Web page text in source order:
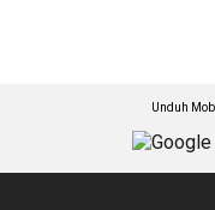
Unduh